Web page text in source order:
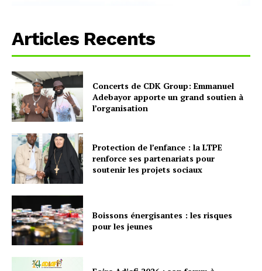
Articles Recents
Concerts de CDK Group: Emmanuel
Adebayor apporte un grand soutien à
l’organisation
Protection de l’enfance : la LTPE
renforce ses partenariats pour
soutenir les projets sociaux
Boissons énergisantes : les risques
pour les jeunes